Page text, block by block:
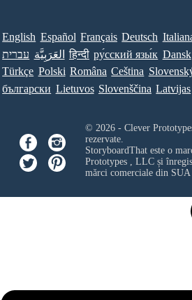
English Español Français Deutsch
עברית العَرَبِيَّة हिन्दी ру́сский язы́к Dansk
Türkçe Polski Româna Ceština
български Lietuvos Slovenščina Latvijas
© 2026 - Clever
rezervate.
StoryboardThat este o
Prototypes , LLCși
mărci comerciale din SUA